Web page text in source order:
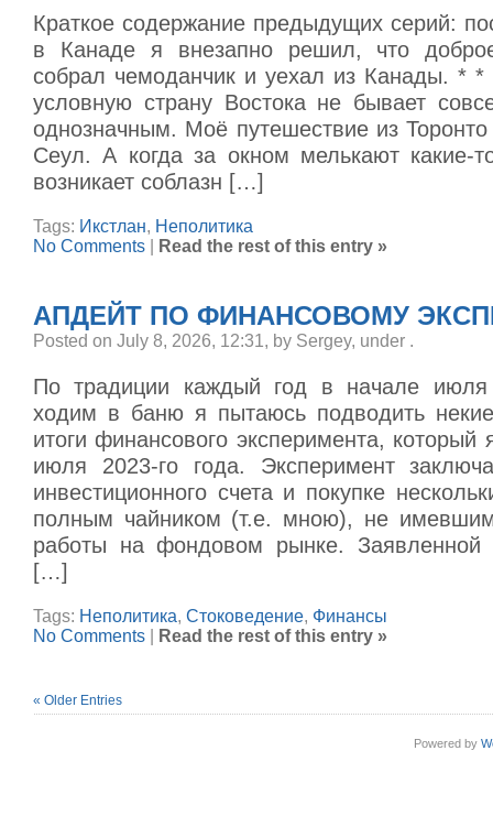
Краткое содержание предыдущих серий:
в Канаде я внезапно решил, что
собрал чемоданчик и уехал из Канады. *
условную страну Востока не бывает
однозначным. Моё путешествие из Торонто
Сеул. А когда за окном мелькают какие-
возникает соблазн […]
Tags: Икстлан, Неполитика
No Comments
Read the rest of this entry »
АПДЕЙТ ПО ФИНАНСОВОМУ
Posted on July 8, 2026, 12:31, by Sergey, under .
По традиции каждый год в начале
ходим в баню я пытаюсь подводить
итоги финансового эксперимента, который
июля 2023-го года. Эксперимент
инвестиционного счета и покупке
полным чайником (т.е. мною), не имевшим
работы на фондовом рынке. Заявленной
[…]
Tags: Неполитика, Стоковедение, Финансы
No Comments
Read the rest of this entry »
« Older Entries
Powered by